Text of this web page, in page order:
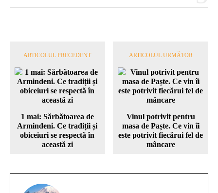
ARTICOLUL PRECEDENT
1 mai: Sărbătoarea de
Armindeni. Ce tradiții și
obiceiuri se respectă în
această zi
ARTICOLUL URMĂTOR
Vinul potrivit pentru
masa de Paște. Ce vin îi
este potrivit fiecărui fel de
mâncare